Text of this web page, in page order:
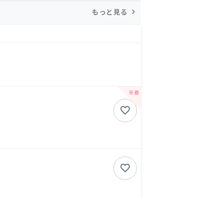
もっと見る